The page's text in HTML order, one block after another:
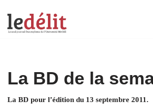
Aller
La BD de la
La BD pour l’édition du 13 septembre 2011.